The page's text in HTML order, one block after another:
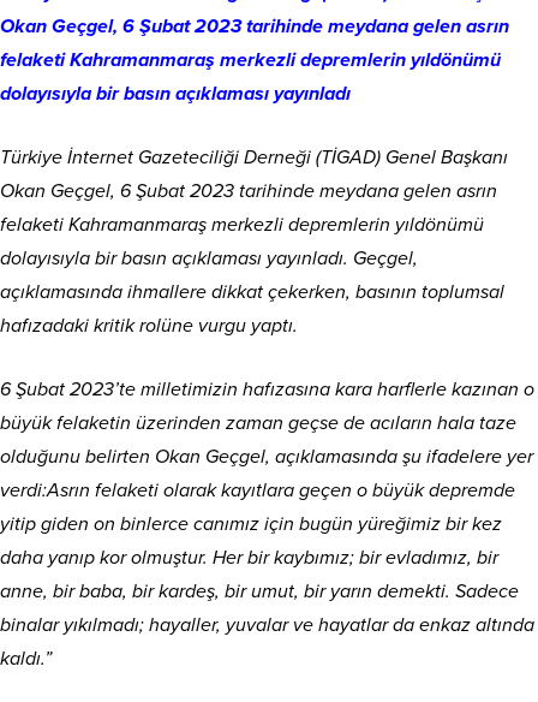
Okan Geçgel, 6 Şubat 2023 tarihinde meydana gelen asrın
felaketi Kahramanmaraş merkezli depremlerin yıldönümü
dolayısıyla bir basın açıklaması yayınladı
Türkiye İnternet Gazeteciliği Derneği (TİGAD) Genel Başkanı
Okan Geçgel, 6 Şubat 2023 tarihinde meydana gelen asrın
felaketi Kahramanmaraş merkezli depremlerin yıldönümü
dolayısıyla bir basın açıklaması yayınladı. Geçgel,
açıklamasında ihmallere dikkat çekerken, basının toplumsal
hafızadaki kritik rolüne vurgu yaptı.
6 Şubat 2023’te milletimizin hafızasına kara harflerle kazınan o
büyük felaketin üzerinden zaman geçse de acıların hala taze
olduğunu belirten Okan Geçgel, açıklamasında şu ifadelere yer
verdi:Asrın felaketi olarak kayıtlara geçen o büyük depremde
yitip giden on binlerce canımız için bugün yüreğimiz bir kez
daha yanıp kor olmuştur. Her bir kaybımız; bir evladımız, bir
anne, bir baba, bir kardeş, bir umut, bir yarın demekti. Sadece
binalar yıkılmadı; hayaller, yuvalar ve hayatlar da enkaz altında
kaldı.”